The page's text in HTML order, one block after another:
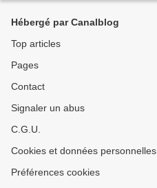
Hébergé par Canalblog
Top articles
Pages
Contact
Signaler un abus
C.G.U.
Cookies et données personnelles
Préférences cookies